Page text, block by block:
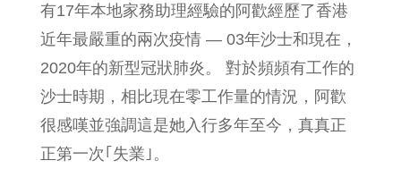
有17年本地家務助理經驗的阿歡經歷了香港
近年最嚴重的兩次疫情 — 03年沙士和現在，
2020年的新型冠狀肺炎。 對於頻頻有工作的
沙士時期，相比現在零工作量的情況，阿歡
很感嘆並強調這是她入行多年至今，真真正
正第一次｢失業｣。